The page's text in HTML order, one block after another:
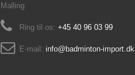
Malling
Ring til os: +45 40 96 03 99
E-mail: info@badminton-import.dk